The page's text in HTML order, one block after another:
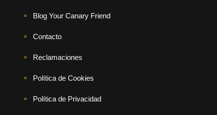
Blog Your Canary Friend
Contacto
Reclamaciones
Política de Cookies
Política de Privacidad